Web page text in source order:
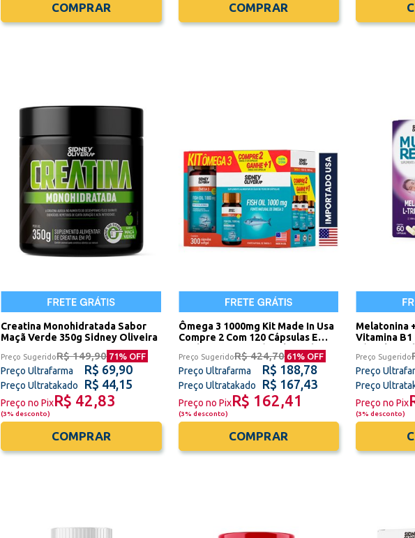
COMPRAR COMPRAR
Creatina Monohidratada Sabor
Maçã Verde 350g Sidney Oliveira
Preço SugeridoR$ 149,90 71% OFF
Preço Ultrafarma R$ 69,90
Preço Ultratakado R$ 44,15
Preço no PixR$ 42,83
(3% desconto)
COMPRAR
Ômega 3 1000mg Kit Made In Usa
Compre 2 Com 120 Cápsulas E
Ganhe 1 Com 60 Cápsulas Sidney
Oliveira
Preço SugeridoR$ 424,70 61% OFF
Preço Ultrafarma R$ 188,78
Preço Ultratakado R$ 167,43
Preço no PixR$ 162,41
(3% desconto)
COMPRAR
Melatonina
Vitamina B1
Cápsulas
Preço Sugerido
Preço
Preço
Preço no Pix
(3% desconto)